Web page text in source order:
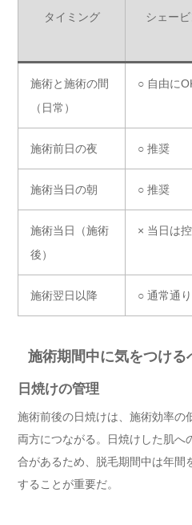
タイミング シェー
施術と施術の間
（日常）
○ 自由に
施術前日の夜 ○ 推奨
施術当日の朝 ○ 推奨
施術当日（施術
後）
× 当日は
施術翌日以降 ○ 通常通
施術期間中に気をつける
日焼けの管理
施術前後の日焼けは、施術効率の
両方につながる。日焼けした肌へ
合があるため、脱毛期間中は年間
することが重要だ。